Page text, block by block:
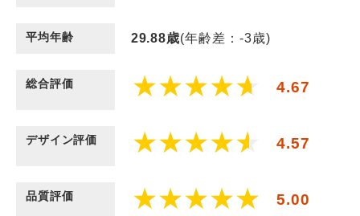
平均年齢 29.88歳(年齢差：-3歳)
総合評価 4.67
デザイン評価 4.57
品質評価 5.00